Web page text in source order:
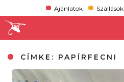
Ajánlatok Szállások
CÍMKE: PAPÍRFECNI